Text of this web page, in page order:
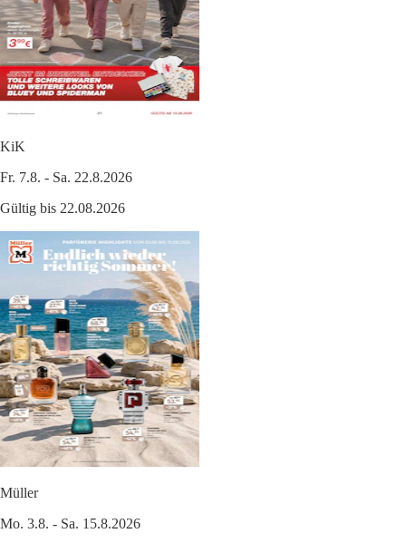
KiK
Fr. 7.8. - Sa. 22.8.2026
Gültig bis 22.08.2026
Müller
Mo. 3.8. - Sa. 15.8.2026